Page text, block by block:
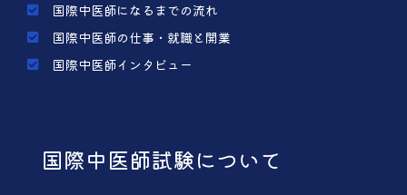
国際中医師になるまでの流れ
国際中医師の仕事・就職と開業
国際中医師インタビュー
国際中医師試験について